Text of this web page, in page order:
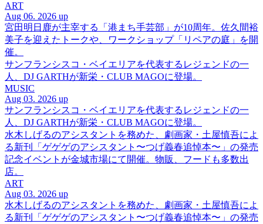
ART
Aug 06. 2026 up
宮田明日鹿が主宰する「港まち手芸部」が10周年。佐久間裕
美子を迎えたトークや、ワークショップ「リペアの庭」を開
催。
サンフランシスコ・ベイエリアを代表するレジェンドの一
人、DJ GARTHが新栄・CLUB MAGOに登場。
MUSIC
Aug 03. 2026 up
サンフランシスコ・ベイエリアを代表するレジェンドの一
人、DJ GARTHが新栄・CLUB MAGOに登場。
水木しげるのアシスタントを務めた、劇画家・土屋慎吾によ
る新刊「ゲゲゲのアシスタント〜つげ義春追悼本〜」の発売
記念イベントが金城市場にて開催。物販、フードも多数出
店。
ART
Aug 03. 2026 up
水木しげるのアシスタントを務めた、劇画家・土屋慎吾によ
る新刊「ゲゲゲのアシスタント〜つげ義春追悼本〜」の発売